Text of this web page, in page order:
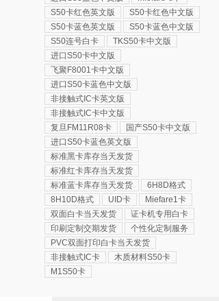
S50卡红色英文版
S50卡红色中文版
S50卡蓝色英文版
S50卡蓝色中文版
S50连号白卡
TKS50卡中文版
进口S50卡中文版
飞聚F8001卡中文版
进口S50卡蓝色中文版
非接触式IC卡英文版
非接触式IC卡中文版
复旦FM11R08卡
国产S50卡中文版
进口S50卡蓝色英文版
标准黑卡库存当天发货
标准红卡库存当天发货
标准蓝卡库存当天发货
6H8D格式
8H10D格式
UID卡
Miefare1卡
双面白卡当天发货
证卡机专用白卡
印刷定制交期发货
个性化定制服务
PVC双面打印白卡当天发货
非接触式IC卡
木质材料S50卡
M1S50卡